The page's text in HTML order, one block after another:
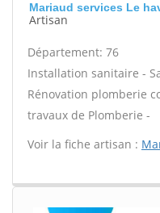
Mariaud services Le
Artisan
Département: 76
Installation sanitaire -
Rénovation plomberie
travaux de Plomberie -
Voir la fiche artisan :